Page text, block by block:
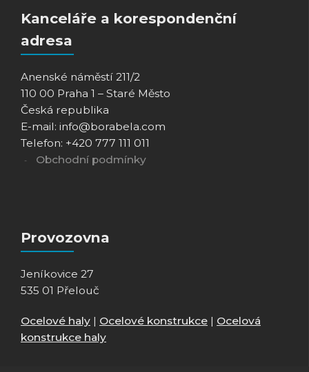
Kanceláře a korespondenční
adresa
Anenské náměstí 211/2
110 00 Praha 1 – Staré Město
Česká republika
E-mail: info@borabela.com
Telefon: +420 777 111 011
Obchodní podmínky
Provozovna
Jeníkovice 27
535 01 Přelouč
Ocelové haly | Ocelové konstrukce | Ocelová
konstrukce haly